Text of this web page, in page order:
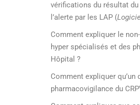
vérifications du résultat
l’alerte par les LAP (
Comment expliquer le
hyper spécialisés et des
Hôpital ?
Comment expliquer
pharmacovigilance du